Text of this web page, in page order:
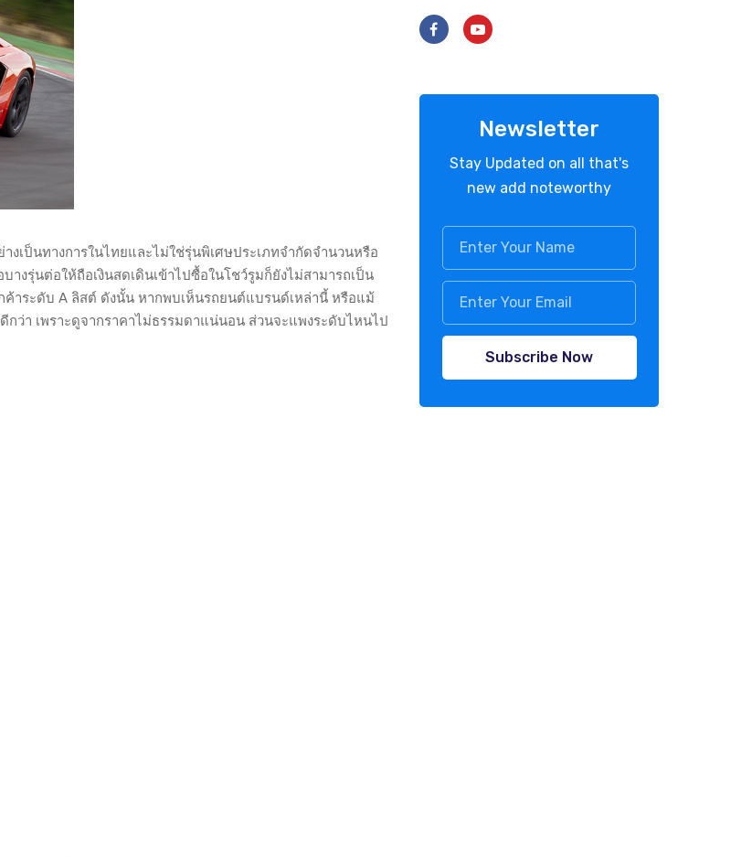
เป็นทางการในไทยและไม่ใช่รุ่นพิเศษประเภทจำกัดจำนวนหรือ
งรุ่นต่อให้ถือเงินสดเดินเข้าไปซื้อในโชว์รูมก็ยังไม่สามารถเป็น
าระดับ A ลิสต์ ดังนั้น หากพบเห็นรถยนต์แบรนด์เหล่านี้ หรือแม้
กว่า เพราะดูจากราคาไม่ธรรมดาแน่นอน ส่วนจะแพงระดับไหนไป
Newsletter
Stay Updated on all that's
new add noteworthy
Subscribe Now